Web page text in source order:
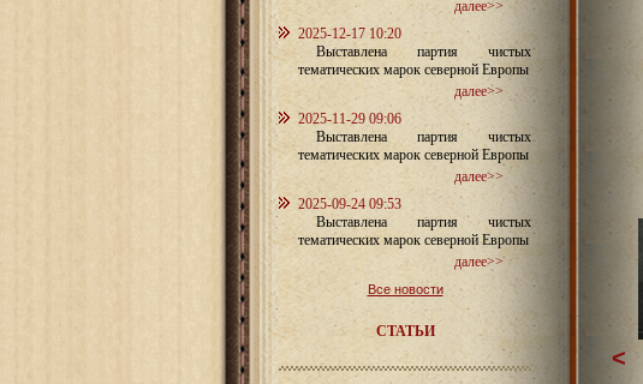
далее>>
2025-12-17 10:20
Выставлена партия чистых
тематических марок северной Европы
далее>>
2025-11-29 09:06
Выставлена партия чистых
тематических марок северной Европы
далее>>
2025-09-24 09:53
Выставлена партия чистых
тематических марок северной Европы
далее>>
Все новости
СТАТЬИ
<